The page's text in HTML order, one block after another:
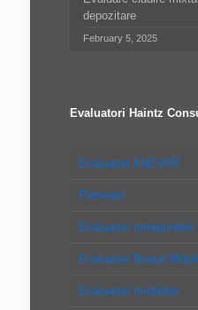
depozitare
February 5, 2025
Evaluatori Haintz
Evaluatori ANEVAR
Parteneri
Evaluatori Intreprinderi
Evaluatori Bunuri
Evaluatori Imobiliari